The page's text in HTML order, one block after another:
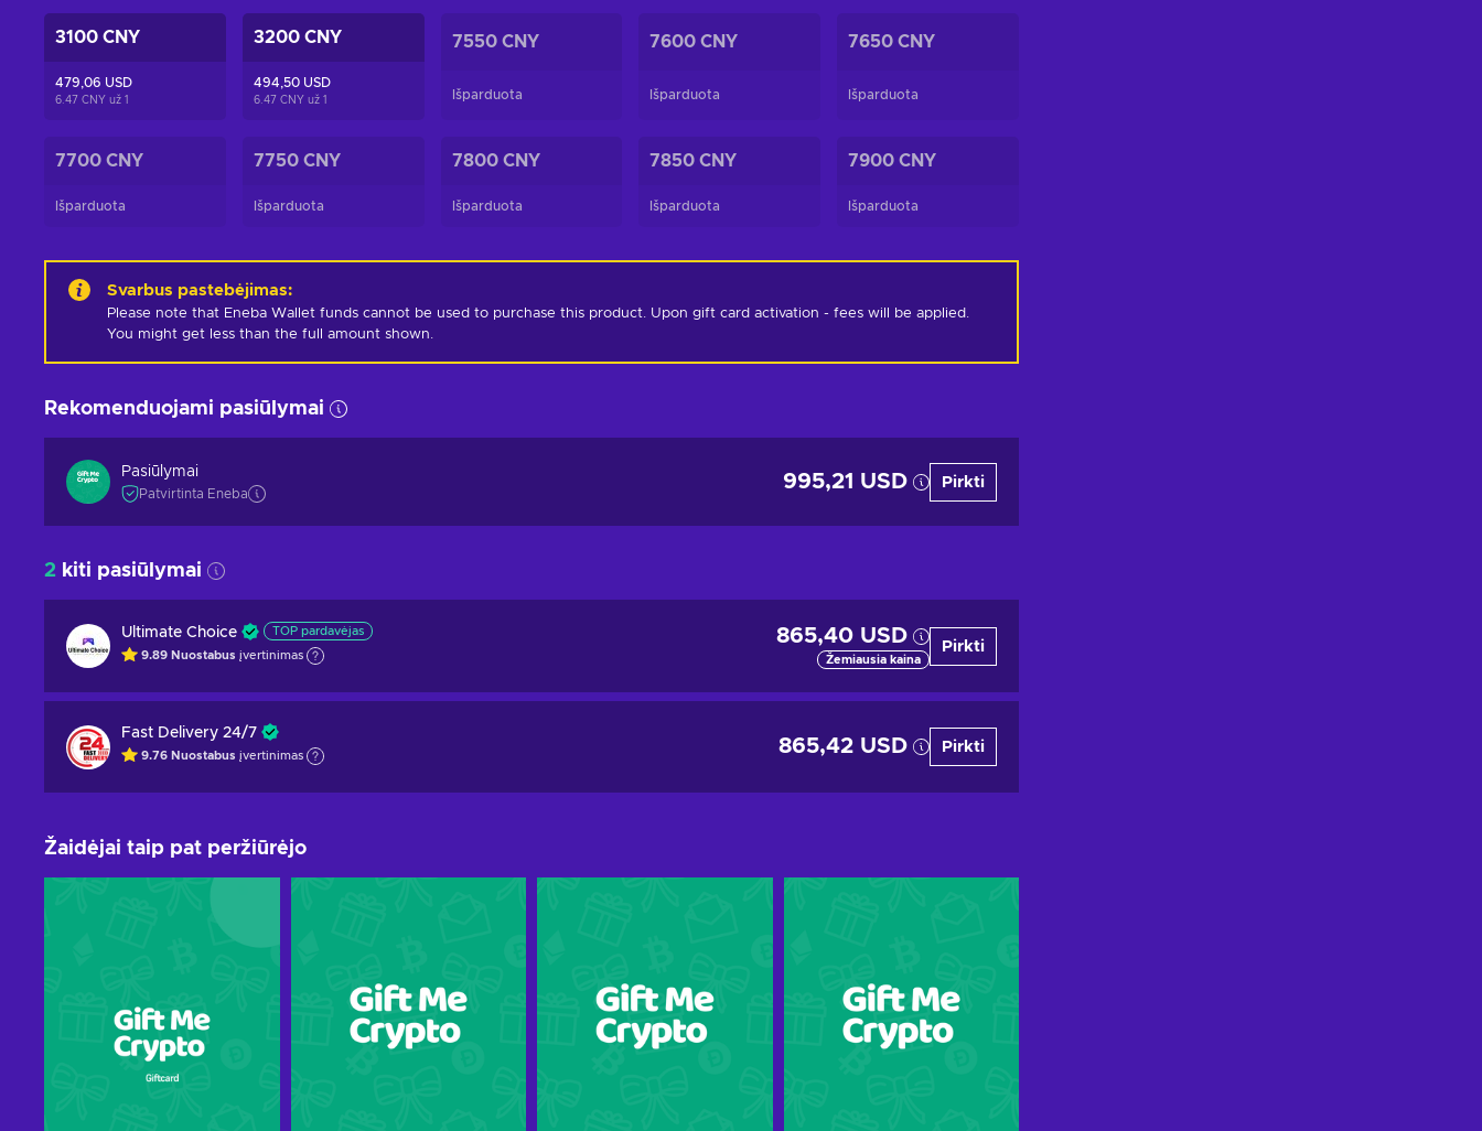
3100 CNY
479,06 USD
6.47 CNY už 1
3200 CNY
494,50 USD
6.47 CNY už 1
7550 CNY
Išparduota
7600 CNY
Išparduota
7650 CNY
Išparduota
7700 CNY
Išparduota
7750 CNY
Išparduota
7800 CNY
Išparduota
7850 CNY
Išparduota
7900 CNY
Išparduota
Svarbus pastebėjimas:
Please note that Eneba Wallet funds cannot be used to purchase this product. Upon gift card activation - fees will be applied.
You might get less than the full amount shown.
Rekomenduojami pasiūlymai
Pasiūlymai
Patvirtinta Eneba
995,21 USD Pirkti
2 kiti pasiūlymai
Ultimate Choice TOP pardavėjas
9.89 Nuostabus įvertinimas
865,40 USD
Žemiausia kaina
Pirkti
Fast Delivery 24/7
9.76 Nuostabus įvertinimas 865,42 USD Pirkti
Žaidėjai taip pat peržiūrėjo